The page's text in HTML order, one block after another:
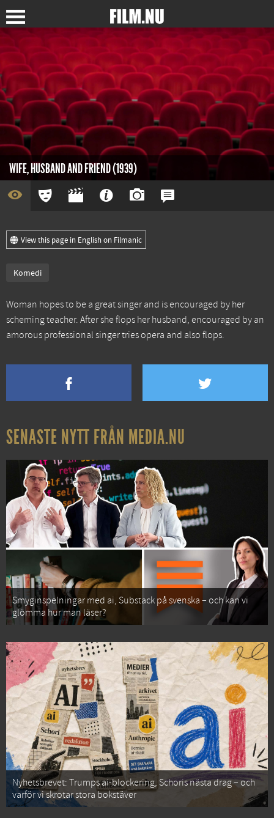
WIFE, HUSBAND AND FRIEND (1939)
View this page in English on Filmanic
Komedi
Woman hopes to be a great singer and is encouraged by her
scheming teacher. After she flops her husband, encouraged by an
amorous professional singer tries opera and also flops.
SENASTE NYTT FRÅN MEDIA.NU
Smyginspelningar med ai, Substack på svenska – och kan vi
glömma hur man läser?
Nyhetsbrevet: Trumps ai-blockering, Schoris nästa drag – och
varför vi skrotar stora bokstäver